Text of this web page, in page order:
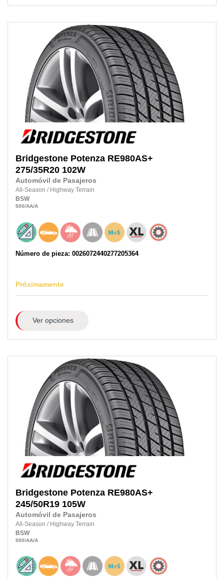
Bridgestone Potenza RE980AS+
275/35R20 102W
Automóvil de Pasajeros
All-Season / Highway Terrain
BSW
500/AA/A
Número de pieza: 0026072440277205364
Próximamente
Ver opciones
Bridgestone Potenza RE980AS+
245/50R19 105W
Automóvil de Pasajeros
All-Season / Highway Terrain
BSW
500/AA/A